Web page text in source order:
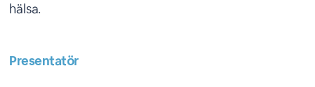
hälsa.
Presentatör